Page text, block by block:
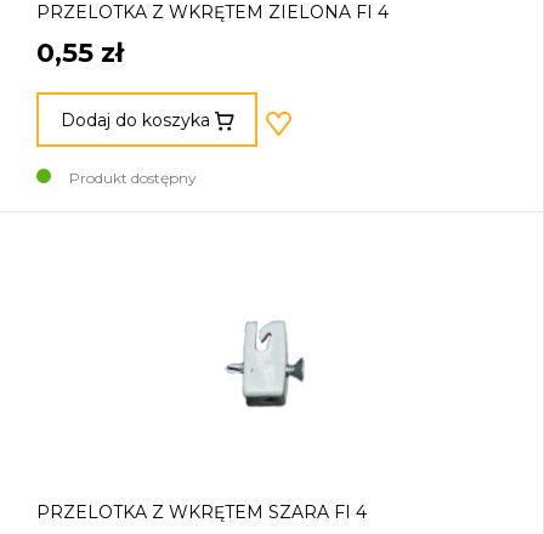
PRZELOTKA Z WKRĘTEM ZIELONA FI 4
0,55 zł
Dodaj do koszyka
Produkt dostępny
PRZELOTKA Z WKRĘTEM SZARA FI 4